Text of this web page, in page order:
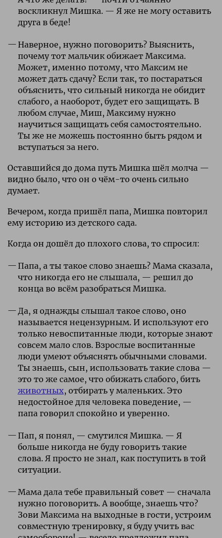
воскликнул Мишка. — Я же не могу оставить
друга в беде!
Наверное, нужно поговорить? Выяснить,
почему тот мальчик обижает Максима.
Может, именно потому, что Максим не
может дать сдачу? Если так, то постараться
объяснить, что сильный никогда не обидит
слабого, а наоборот, будет его защищать. В
любом случае, Миш, Максиму нужно
научиться защищать себя самостоятельно.
Ты же не можешь постоянно быть рядом и
вступаться за него.
Оставшийся до дома путь Мишка шёл молча —
видно было, что он о чём-то очень сильно
думает.
Вечером, когда пришёл папа, Мишка повторил
ему историю из детского сада.
Когда он дошёл до плохого слова, то спросил:
Папа, а ты такое слово знаешь? Мама сказала,
что никогда его не слышала, — решил до
конца во всём разобраться Мишка.
Да, я однажды слышал такое слово, оно
называется нецензурным. И используют его
только невоспитанные люди, которые знают
совсем мало слов. Взрослые воспитанные
люди умеют объяснять обычными словами.
Ты знаешь, сын, использовать такие слова —
это то же самое, что обижать слабого, бить
животных, отбирать у маленьких. Это
недостойное для человека поведение, —
папа говорил спокойно и уверенно.
Пап, я понял, — смутился Мишка. — Я
больше никогда не буду говорить такие
слова. Я просто не знал, как поступить в той
ситуации.
Мама дала тебе правильный совет — сначала
нужно поговорить. А вообще, знаешь что?
Зови Максима на выходные в гости, устроим
совместную тренировку, я буду учить вас